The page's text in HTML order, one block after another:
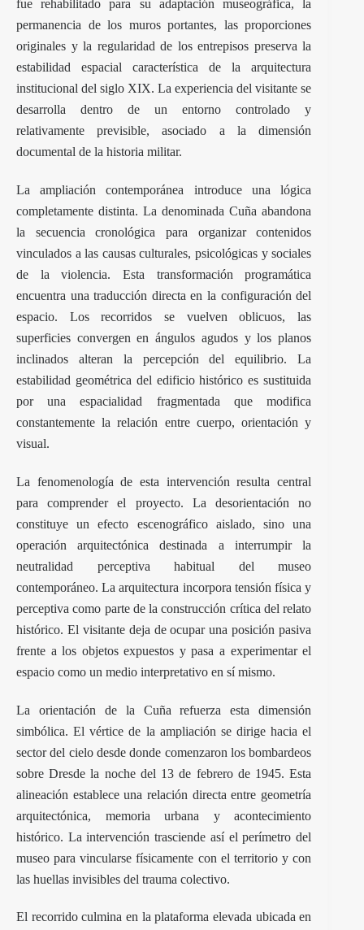
fue rehabilitado para su adaptación museográfica, la
permanencia de los muros portantes, las proporciones
originales y la regularidad de los entrepisos preserva la
estabilidad espacial característica de la arquitectura
institucional del siglo XIX. La experiencia del visitante se
desarrolla dentro de un entorno controlado y
relativamente previsible, asociado a la dimensión
documental de la historia militar.
La ampliación contemporánea introduce una lógica
completamente distinta. La denominada Cuña abandona
la secuencia cronológica para organizar contenidos
vinculados a las causas culturales, psicológicas y sociales
de la violencia. Esta transformación programática
encuentra una traducción directa en la configuración del
espacio. Los recorridos se vuelven oblicuos, las
superficies convergen en ángulos agudos y los planos
inclinados alteran la percepción del equilibrio. La
estabilidad geométrica del edificio histórico es sustituida
por una espacialidad fragmentada que modifica
constantemente la relación entre cuerpo, orientación y
visual.
La fenomenología de esta intervención resulta central
para comprender el proyecto. La desorientación no
constituye un efecto escenográfico aislado, sino una
operación arquitectónica destinada a interrumpir la
neutralidad perceptiva habitual del museo
contemporáneo. La arquitectura incorpora tensión física y
perceptiva como parte de la construcción crítica del relato
histórico. El visitante deja de ocupar una posición pasiva
frente a los objetos expuestos y pasa a experimentar el
espacio como un medio interpretativo en sí mismo.
La orientación de la Cuña refuerza esta dimensión
simbólica. El vértice de la ampliación se dirige hacia el
sector del cielo desde donde comenzaron los bombardeos
sobre Dresde la noche del 13 de febrero de 1945. Esta
alineación establece una relación directa entre geometría
arquitectónica, memoria urbana y acontecimiento
histórico. La intervención trasciende así el perímetro del
museo para vincularse físicamente con el territorio y con
las huellas invisibles del trauma colectivo.
El recorrido culmina en la plataforma elevada ubicada en